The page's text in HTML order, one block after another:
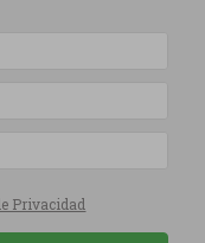
Privacidad